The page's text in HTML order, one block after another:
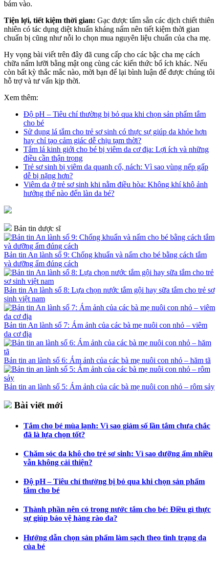
bám vào.
Tiện lợi, tiết kiệm thời gian: Gạc được tẩm sẵn các dịch chiết thiên
nhiên có tác dụng diệt khuẩn kháng nấm nên tiết kiệm thời gian
chuẩn bị cũng như nỗi lo chọn mua nguyên liệu chuẩn của cha mẹ.
Hy vọng bài viết trên đây đã cung cấp cho các bậc cha mẹ cách
chữa nấm lưỡi bằng mật ong cùng các kiến thức bổ ích khác. Nếu
còn bất kỳ thắc mắc nào, mời bạn để lại bình luận để được chúng tôi
hỗ trợ và tư vấn kịp thời.
Xem thêm:
Độ pH – Tiêu chí thường bị bỏ qua khi chọn sản phẩm tắm
cho bé
Sử dụng lá tắm cho trẻ sơ sinh có thực sự giúp da khỏe hơn
hay chỉ tạo cảm giác dễ chịu tạm thời?
Tắm lá kinh giới cho bé bị viêm da cơ địa: Lợi ích và những
điều cần thận trọng
Trẻ sơ sinh bị viêm da quanh cổ, nách: Vì sao vùng nếp gấp
dễ bị nặng hơn?
Viêm da ở trẻ sơ sinh khi nằm điều hòa: Không khí khô ảnh
hưởng thế nào đến làn da bé?
Bản tin dược sĩ
Bản tin An lành số 9: Chống khuẩn và nấm cho bé bằng cách tắm
và dưỡng ẩm đúng cách
Bản tin An lành số 8: Lựa chọn nước tắm gội hay sữa tắm cho trẻ sơ
sinh việt nam
Bản tin An lành số 7: Ám ảnh của các bà mẹ nuôi con nhỏ – viêm
da cơ địa
Bản tin an lành số 6: Ám ảnh của các bà mẹ nuôi con nhỏ – hăm tã
Bản tin an lành số 5: Ám ảnh của các bà mẹ nuôi con nhỏ – rôm sảy
Bài viết mới
Tắm cho bé mùa lạnh: Vì sao giảm số lần tắm chưa chắc
đã là lựa chọn tốt?
Chăm sóc da khô cho trẻ sơ sinh: Vì sao dưỡng ẩm nhiều
vẫn không cải thiện?
Độ pH – Tiêu chí thường bị bỏ qua khi chọn sản phẩm
tắm cho bé
Thành phần nên có trong nước tắm cho bé: Điều gì thực
sự giúp bảo vệ hàng rào da?
Hướng dẫn chọn sản phẩm làm sạch theo tình trạng da
của bé